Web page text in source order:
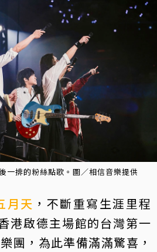
一排的粉絲點歌。圖／相信音樂提供
月天 ，不斷重寫生涯里程
港啟德主場館的台灣第一
團，為此準備滿滿驚喜，